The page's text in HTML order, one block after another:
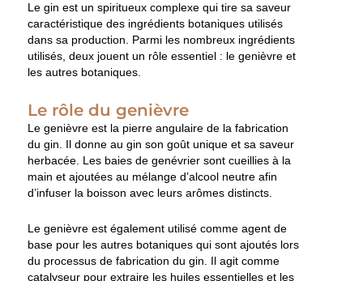
Le gin est un spiritueux complexe qui tire sa saveur
caractéristique des ingrédients botaniques utilisés
dans sa production. Parmi les nombreux ingrédients
utilisés, deux jouent un rôle essentiel : le genièvre et
les autres botaniques.
Le rôle du genièvre
Le genièvre est la pierre angulaire de la fabrication
du gin. Il donne au gin son goût unique et sa saveur
herbacée. Les baies de genévrier sont cueillies à la
main et ajoutées au mélange d’alcool neutre afin
d’infuser la boisson avec leurs arômes distincts.
Le genièvre est également utilisé comme agent de
base pour les autres botaniques qui sont ajoutés lors
du processus de fabrication du gin. Il agit comme
catalyseur pour extraire les huiles essentielles et les